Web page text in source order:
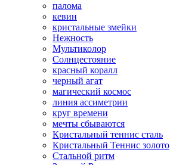
палома
кевин
кристальные змейки
Нежность
Мультиколор
Солнцестояние
красный коралл
черный агат
магический космос
линия ассиметрии
круг времени
мечты сбываются
Кристальный теннис сталь
Кристальный Теннис золото
Стальной ритм